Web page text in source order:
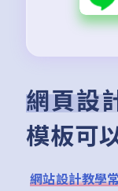
網頁設
模板可
網站設計教學